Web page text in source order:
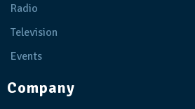
Radio
Television
Events
Company